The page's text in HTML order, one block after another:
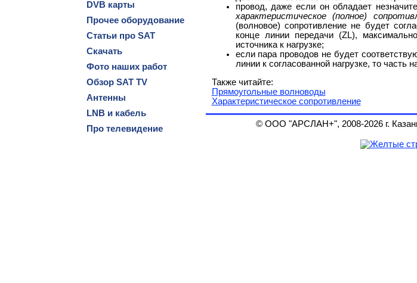
DVB карты
Прочее оборудование
Статьи про SAT
Скачать
Фото наших работ
Обзор SAT TV
Антенны
LNB и кабель
Про телевидение
провод, даже если он обладает
характеристическое (полное)
(волновое) сопротивление не будет
конце линии передачи (ZL),
источника к нагрузке;
если пара проводов не будет
линии к согласованной нагрузке, то часть
Также читайте:
Прямоугольные волноводы
Характеристическое сопротивление
© ООО "АРСЛАН+", 2008-2026 г.